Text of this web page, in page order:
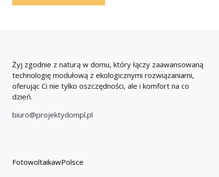
Żyj zgodnie z naturą w domu, który łączy zaawansowaną
technologię modułową z ekologicznymi rozwiązaniami,
oferując Ci nie tylko oszczędności, ale i komfort na co
dzień.
biuro@projektydompl.pl
FotowoltaikawPolsce